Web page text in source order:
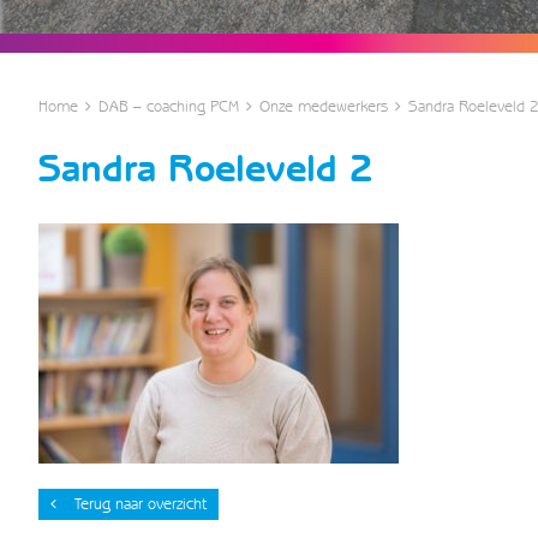
Home DAB – coaching PCM Onze medewerkers Sandra Roeleveld 2
Sandra Roeleveld 2
Terug naar overzicht